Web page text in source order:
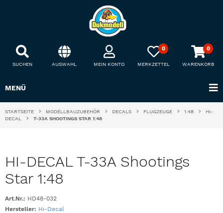
SUCHEN AUSWAHL MEIN KONTO
0
MERKZETTEL
0
WARENKORB
MENÜ
STARTSEITE MODELLBAUZUBEHÖR DECALS FLUGZEUGE 1:48
HI-
DECAL
T-33A SHOOTINGS STAR 1:48
HI-DECAL T-33A Shootings
Star 1:48
Art.Nr.: HD48-032
Hersteller: Hi-Decal